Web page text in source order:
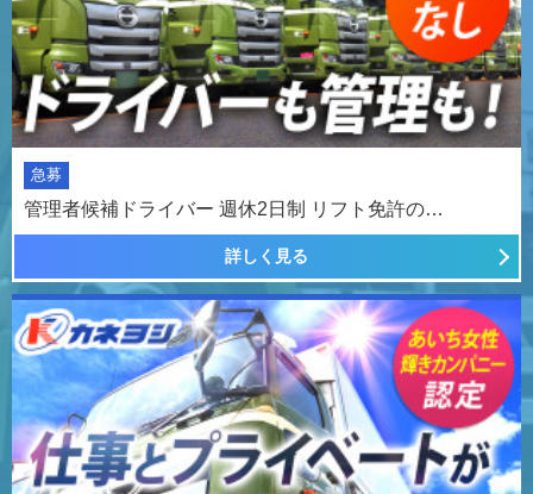
急募
管理者候補ドライバー 週休2日制 リフト免許の…
詳しく見る